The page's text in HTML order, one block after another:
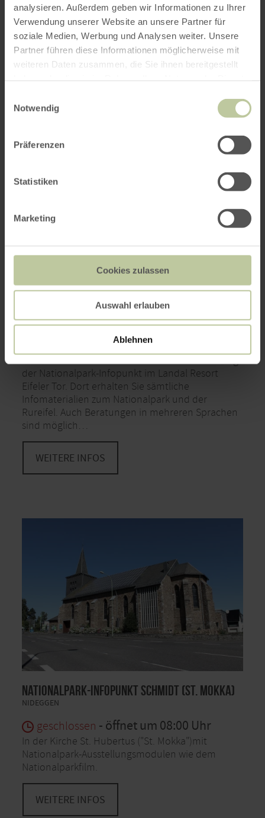
analysieren. Außerdem geben wir Informationen zu Ihrer
Verwendung unserer Website an unsere Partner für
soziale Medien, Werbung und Analysen weiter. Unsere
Partner führen diese Informationen möglicherweise mit
weiteren Daten zusammen, die Sie ihnen bereitgestellt
Notwendig
Präferenzen
Statistiken
Marketing
Cookies zulassen
Auswahl erlauben
Ablehnen
Münstereifel.
WEITERE INFOS
Nationalpark-Infopunkt Resort Eifeler Tor
HEIMBACH
- öffnet am Freitag um
Mit einem wunderschönen Ausblick über
Hasenfeld und dem Heimbacher-Staubecken liegt
der Nationalpark-Infopunkt im Landal Resort
Eifeler Tor. Dort erhalten Sie sämtliche
Infomaterialien zum Nationalpark und der
Rureifel. Auch Beratungen in mehreren Sprachen
sind möglich…
WEITERE INFOS
Nationalpark-Infopunkt Schmidt (St. Mokka)
NIDEGGEN
geschlossen - öffnet um 08:00 Uhr
In der Kirche St. Hubertus ("St. Mokka")mit
Nationalpark-Ausstellungsmodulen wie dem
Nationalparkfilm.
WEITERE INFOS